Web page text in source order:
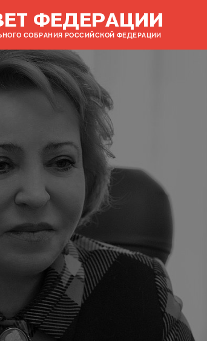
ФЕДЕРАЦИИ
СОБРАНИЯ РОССИЙСКОЙ ФЕДЕРАЦИИ